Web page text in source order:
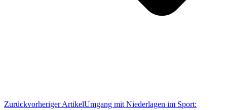
Zurückvorheriger ArtikelUmgang mit Niederlagen im Sport: